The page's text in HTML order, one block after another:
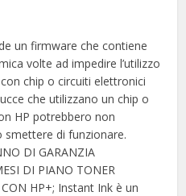
un firmware che contiene
volte ad impedire l’utilizzo
chip o circuiti elettronici
che utilizzano un chip o
HP potrebbero non
di funzionare.
DI GARANZIA
DI PIANO TONER
HP+; Instant Ink è un